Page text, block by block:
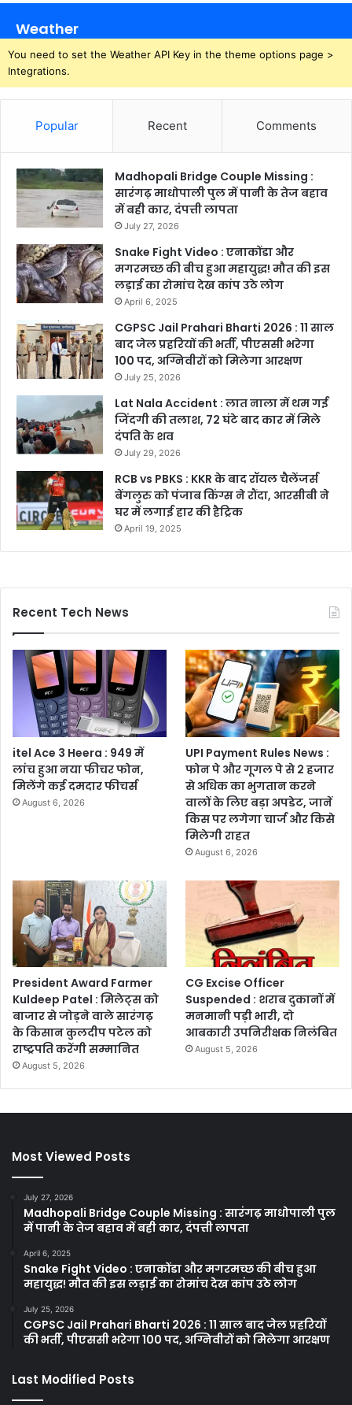
Weather
You need to set the Weather API Key in the theme options page >
Integrations.
Popular Recent Comments
Madhopali Bridge Couple Missing :
सारंगढ़ माधोपाली पुल में पानी के तेज बहाव
में बही कार, दंपत्ती लापता
July 27, 2026
Snake Fight Video : एनाकोंडा और
मगरमच्छ की बीच हुआ महायुद्ध! मौत की इस
लड़ाई का रोमांच देख कांप उठे लोग
April 6, 2025
CGPSC Jail Prahari Bharti 2026 : 11 साल
बाद जेल प्रहरियों की भर्ती, पीएससी भरेगा
100 पद, अग्निवीरों को मिलेगा आरक्षण
July 25, 2026
Lat Nala Accident : लात नाला में थम गई
जिंदगी की तलाश, 72 घंटे बाद कार में मिले
दंपति के शव
July 29, 2026
RCB vs PBKS : KKR के बाद रॉयल चैलेंजर्स
बेंगलुरु को पंजाब किंग्स ने रौंदा, आरसीबी ने
घर में लगाई हार की हैट्रिक
April 19, 2025
Recent Tech News
itel Ace 3 Heera : 949 में
लांच हुआ नया फीचर फोन,
मिलेंगे कई दमदार फीचर्स
August 6, 2026
UPI Payment Rules News :
फोन पे और गूगल पे से 2 हजार
से अधिक का भुगतान करने
वालों के लिए बड़ा अपडेट, जानें
किस पर लगेगा चार्ज और किसे
मिलेगी राहत
August 6, 2026
President Award Farmer
Kuldeep Patel : मिलेट्स को
बाजार से जोड़ने वाले सारंगढ़
के किसान कुलदीप पटेल को
राष्ट्रपति करेंगी सम्मानित
August 5, 2026
CG Excise Officer
Suspended : शराब दुकानों में
मनमानी पड़ी भारी, दो
आबकारी उपनिरीक्षक निलंबित
August 5, 2026
Most Viewed Posts
July 27, 2026
Madhopali Bridge Couple Missing : सारंगढ़ माधोपाली पुल
में पानी के तेज बहाव में बही कार, दंपत्ती लापता
April 6, 2025
Snake Fight Video : एनाकोंडा और मगरमच्छ की बीच हुआ
महायुद्ध! मौत की इस लड़ाई का रोमांच देख कांप उठे लोग
July 25, 2026
CGPSC Jail Prahari Bharti 2026 : 11 साल बाद जेल प्रहरियों
की भर्ती, पीएससी भरेगा 100 पद, अग्निवीरों को मिलेगा आरक्षण
Last Modified Posts